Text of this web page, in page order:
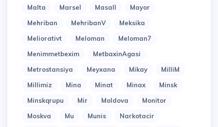
Malta
Marsel Masall
Mayor
Mehriban
MehribanV
Meksika
Meliorativt
Meloman
Meloman7
Menimmetbexim
MetbaxinAgasi
Metrostansiya
Meyxana Mikay
MilliM
Millimiz
Mina Minat Minax
Minsk
Minskqrupu
Mir Moldova
Monitor
Moskva
Mu Munis
Narkotacir